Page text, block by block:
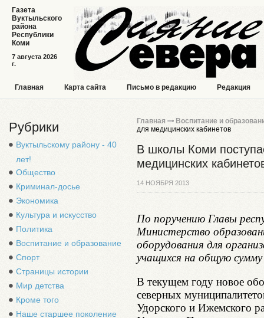
7 августа 2026
г.
Газета
Вуктыльского
района
Республики
Коми
Главная Карта сайта Письмо в редакцию Редакция
Рубрики
Вуктыльскому району - 40
лет!
Общество
Криминал-досье
Экономика
Культура и искусство
Политика
Воспитание и образование
Спорт
Страницы истории
Мир детства
Кроме того
Наше старшее поколение
Главная
Воспитание и
для медицинских кабинетов
В школы Коми
медицинских
14 НОЯБРЯ 2013
По поручению Главы
Министерство
оборудования для
учащихся на общую сумму
В текущем году новое
северных
Удорского и Ижемского